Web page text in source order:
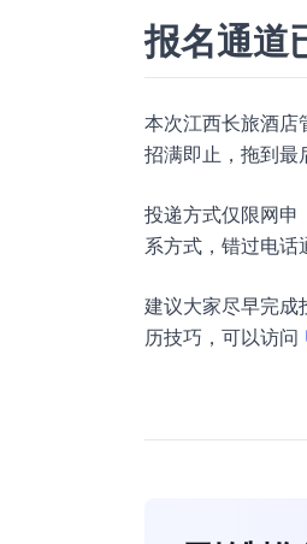
报名通道
本次江西长旅酒
招满即止，拖到最
投递方式仅限网申
系方式，错过电话
建议大家尽早完成
历技巧，可以访问